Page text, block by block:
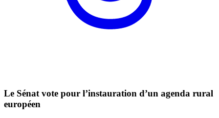
Le Sénat vote pour l’instauration d’un agenda rural
européen